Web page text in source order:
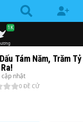
1K
Tám Năm, Trăm
nhật
0 ĐỀ CỬ